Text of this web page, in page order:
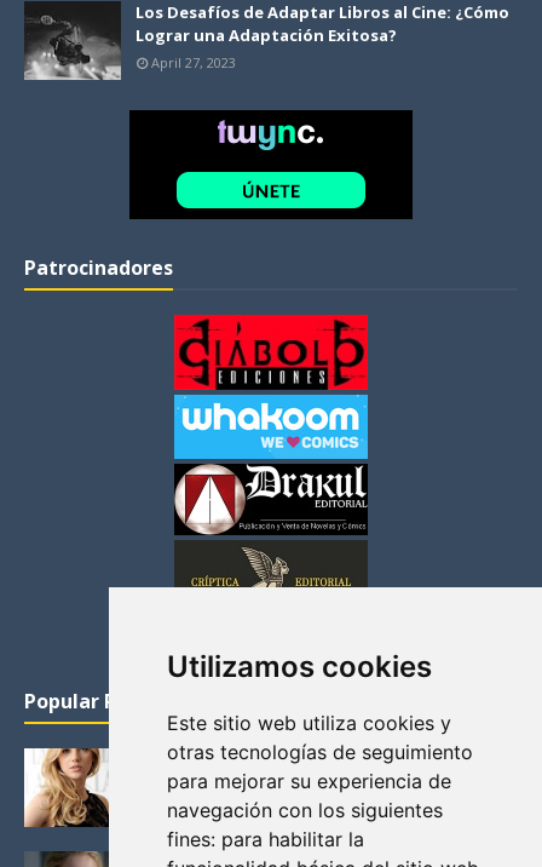
Utilizamos cookies
Este sitio web utiliza cookies y
otras tecnologías de seguimiento
para mejorar su experiencia de
navegación con los siguientes
fines: para habilitar la
Los Desafíos de Adaptar Libros al Cine: ¿Cómo
Lograr una Adaptación Exitosa?
April 27, 2023
Patrocinadores
Popular Posts
KATHERYN WINNICK: LA ACTRIZ MAS GUAPA DE
VIKINGOS
Junio 14, 2013
FELICITY (EMILY BETT RICKARDS), LAS FOTOS